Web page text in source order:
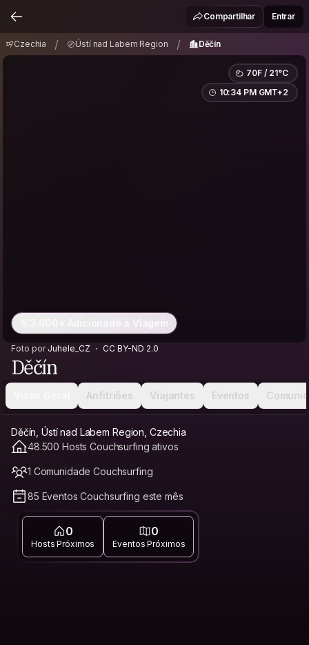
Ústí nad Labem Region / Děčín
Compartilhar Entrar
Czechia / Ústí nad Labem Region / Děčín
70F / 21°C
10:34 PM GMT+2
3.000+ Adicionado à Viagem
Foto por Juhele_CZ CC BY-ND 2.0
Děčín
Anfitriões Viajantes Eventos
Děčín, Ústí nad Labem Region, Czechia
48.500 Hosts Couchsurfing ativos
1 Comunidade Couchsurfing
85 Eventos Couchsurfing este mês
0
Hosts Próximos
0
Eventos Próximos